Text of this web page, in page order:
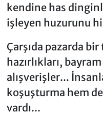
kendine has
işleyen huzurunu
Çarşıda pazarda
hazırlıkları,
alışverişler...
koşuşturma hem
vardı...